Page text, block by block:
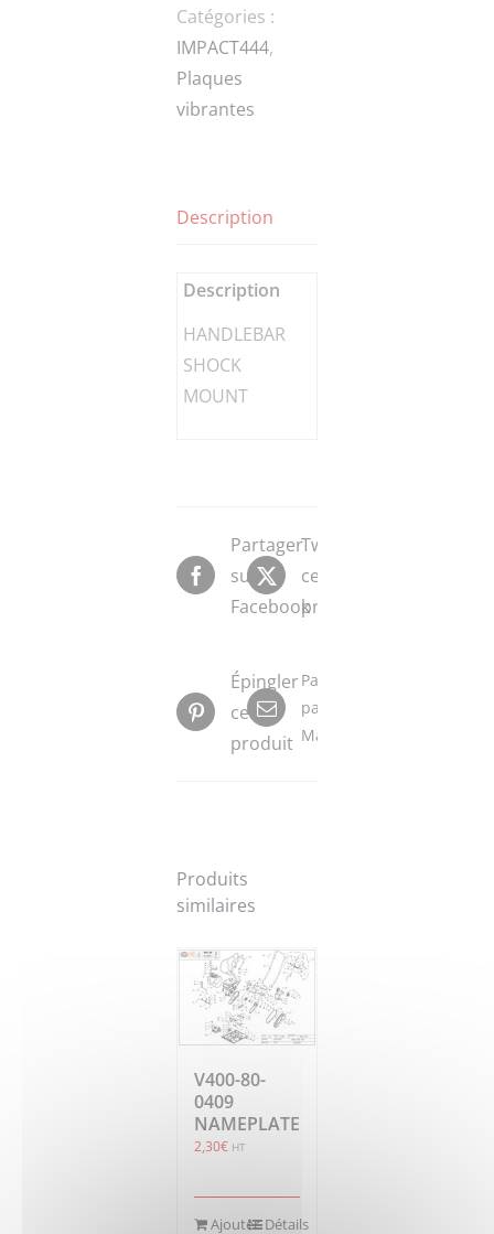
Catégories :
IMPACT444,
Plaques
vibrantes
Description
Description
HANDLEBAR
SHOCK
MOUNT
Partager
sur
Facebook
Tweeter
ce
produit
Épingler
ce
produit
Partager
par
Mail
Produits
similaires
V400-80-
0409
NAMEPLATE
2,30€ HT
Ajouter Détails